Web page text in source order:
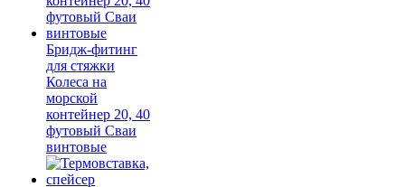
Бридж-фитинг
для стяжки
Колеса на
морской
контейнер 20, 40
футовый Сваи
винтовые